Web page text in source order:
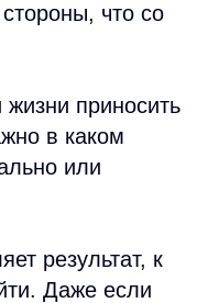
что со
приносить
в каком
или
результат, к
Даже если